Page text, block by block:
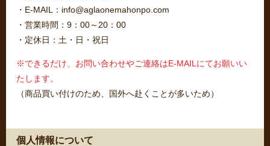
・E-MAIL：info@aglaonemahonpo.com
・営業時間：9：00～20：00
・定休日：土・日・祝日
※できるだけ、お問い合わせやご連絡はE-MAILにてお願いい
たします。
（商品買い付けのため、国外へ赴くことが多いため）
個人情報について